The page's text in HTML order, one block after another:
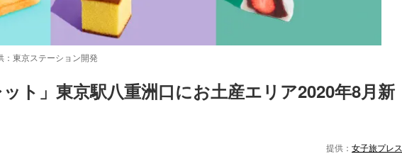
東京ステーション開発
ット」東京駅八重洲口にお土産エリア2020年8月新
提供： 女子旅プレス